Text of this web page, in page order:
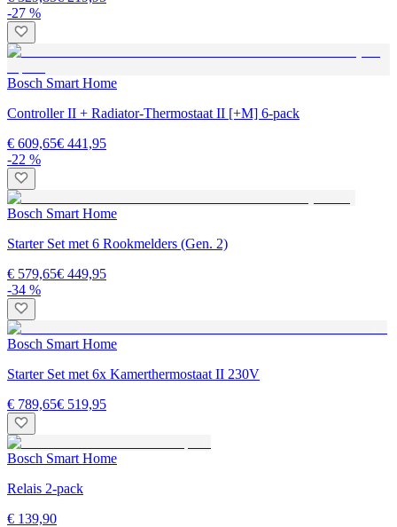
-27 %
Bosch Smart Home
Controller II + Radiator-Thermostaat II [+M] 6-pack
€ 609,65€ 441,95
-22 %
Bosch Smart Home
Starter Set met 6 Rookmelders (Gen. 2)
€ 579,65€ 449,95
-34 %
Bosch Smart Home
Starter Set met 6x Kamerthermostaat II 230V
€ 789,65€ 519,95
Bosch Smart Home
Relais 2-pack
€ 139,90